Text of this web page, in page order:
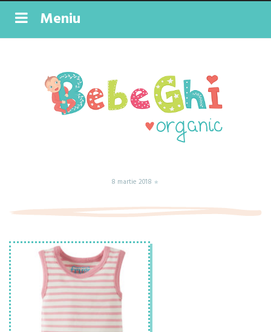
Meniu
8 martie 2018